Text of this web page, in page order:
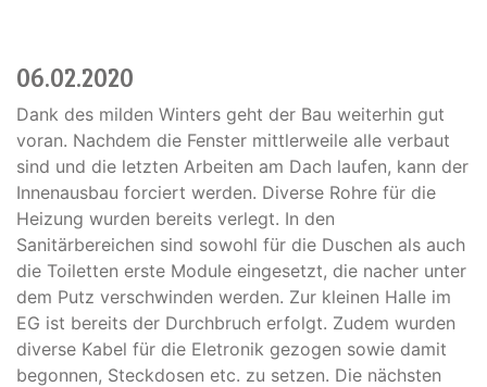
06.02.2020
Dank des milden Winters geht der Bau weiterhin gut
voran. Nachdem die Fenster mittlerweile alle verbaut
sind und die letzten Arbeiten am Dach laufen, kann der
Innenausbau forciert werden. Diverse Rohre für die
Heizung wurden bereits verlegt. In den
Sanitärbereichen sind sowohl für die Duschen als auch
die Toiletten erste Module eingesetzt, die nacher unter
dem Putz verschwinden werden. Zur kleinen Halle im
EG ist bereits der Durchbruch erfolgt. Zudem wurden
diverse Kabel für die Eletronik gezogen sowie damit
begonnen, Steckdosen etc. zu setzen. Die nächsten